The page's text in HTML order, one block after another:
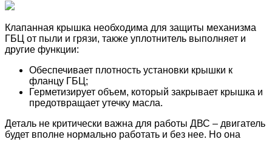
Клапанная крышка необходима для защиты механизма
ГБЦ от пыли и грязи, также уплотнитель выполняет и
другие функции:
Обеспечивает плотность установки крышки к
фланцу ГБЦ;
Герметизирует объем, который закрывает крышка и
предотвращает утечку масла.
Деталь не критически важна для работы ДВС – двигатель
будет вполне нормально работать и без нее. Но она